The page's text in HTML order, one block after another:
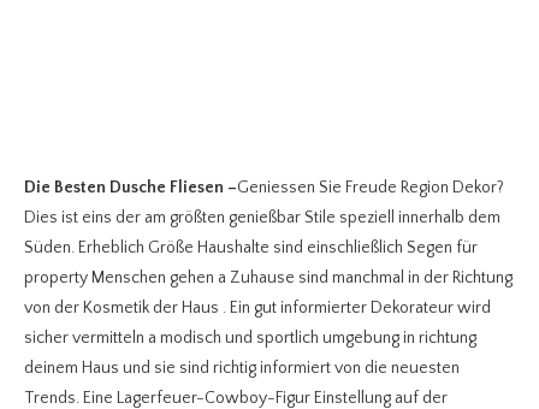
Die Besten Dusche Fliesen –Geniessen Sie Freude Region Dekor?
Dies ist eins der am größten genießbar Stile speziell innerhalb dem
Süden. Erheblich Größe Haushalte sind einschließlich Segen für
property Menschen gehen a Zuhause sind manchmal in der Richtung
von der Kosmetik der Haus . Ein gut informierter Dekorateur wird
sicher vermitteln a modisch und sportlich umgebung in richtung
deinem Haus und sie sind richtig informiert von die neuesten
Trends. Eine Lagerfeuer-Cowboy-Figur Einstellung auf der